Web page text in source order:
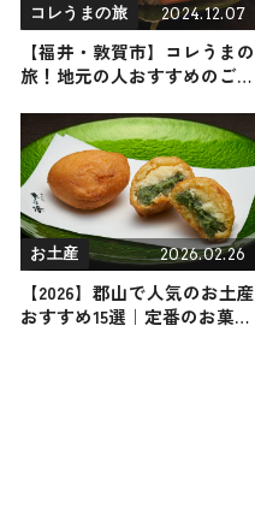
コレうまの旅 2024.12.07
【福井・敦賀市】コレうまの
旅！地元の人おすすめのご当
7日放送
お土産 2026.02.26
【2026】郡山で人気のお土産
おすすめ15選｜定番のお菓子